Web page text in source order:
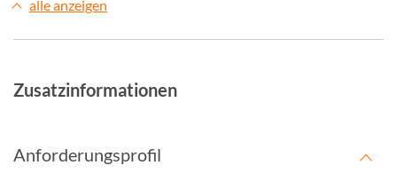
alle anzeigen
Zusatzinformationen
Anforderungsprofil